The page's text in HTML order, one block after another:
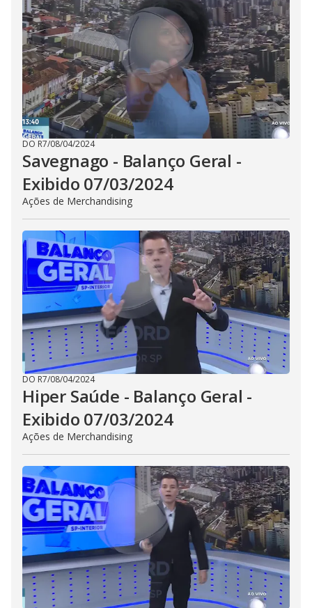
DO R7/08/04/2024
Savegnago - Balanço Geral -
Exibido 07/03/2024
Ações de Merchandising
DO R7/08/04/2024
Hiper Saúde - Balanço Geral -
Exibido 07/03/2024
Ações de Merchandising